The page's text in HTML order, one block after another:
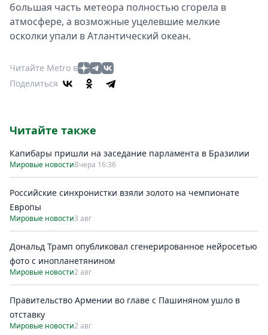
большая часть метеора полностью сгорела в
атмосфере, а возможные уцелевшие мелкие
осколки упали в Атлантический океан.
Читайте Metro в
Поделиться
Читайте также
Капибары пришли на заседание парламента в Бразилии
Мировые новостиВчера 16:36
Российские синхронистки взяли золото на чемпионате
Европы
Мировые новости3 авг
Дональд Трамп опубликовал сгенерированное нейросетью
фото с инопланетянином
Мировые новости2 авг
Правительство Армении во главе с Пашиняном ушло в
отставку
Мировые новости2 авг